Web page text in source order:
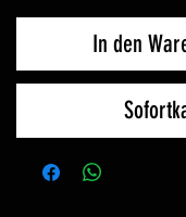
In den